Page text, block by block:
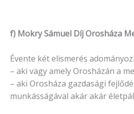
f) Mokry Sámuel Díj Orosháza
Évente két elismerés
– aki vagy amely Orosházán a
– aki Orosháza gazdasági
munkásságával akár akár